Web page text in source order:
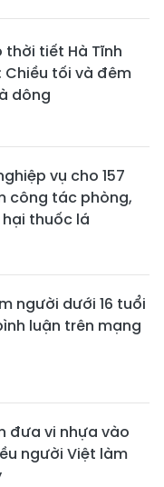
thời tiết Hà Tĩnh
Chiều tối và đêm
dông
vụ cho 157
công tác phòng,
thuốc lá
người dưới 16 tuổi
luận trên mạng
đưa vi nhựa vào
người Việt làm